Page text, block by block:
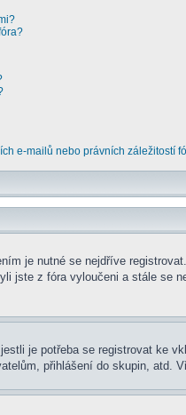
e-mailů nebo právních záležitostí
je nutné se nejdříve
jste z fóra vyloučeni a stále se
je potřeba se registrovat ke
přihlášení do skupin, atd.